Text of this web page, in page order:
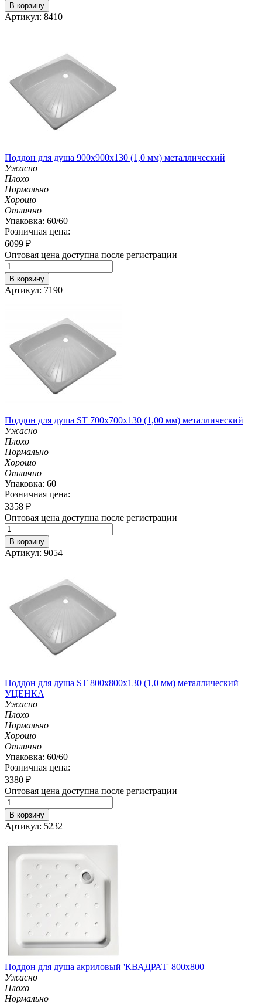
В корзину
Артикул: 8410
Поддон для душа 900х900х130 (1,0 мм) металлический
Ужасно
Плохо
Нормально
Хорошо
Отлично
Упаковка: 60/60
Розничная цена:
6099 ₽
Оптовая цена доступна после регистрации
В корзину
Артикул: 7190
Поддон для душа ST 700х700х130 (1,00 мм) металлический
Ужасно
Плохо
Нормально
Хорошо
Отлично
Упаковка: 60
Розничная цена:
3358 ₽
Оптовая цена доступна после регистрации
В корзину
Артикул: 9054
Поддон для душа ST 800х800х130 (1,0 мм) металлический
УЦЕНКА
Ужасно
Плохо
Нормально
Хорошо
Отлично
Упаковка: 60/60
Розничная цена:
3380 ₽
Оптовая цена доступна после регистрации
В корзину
Артикул: 5232
Поддон для душа акриловый 'КВАДРАТ' 800х800
Ужасно
Плохо
Нормально